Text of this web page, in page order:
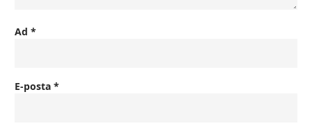
Ad *
E-posta *